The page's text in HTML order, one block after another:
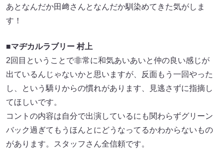
あとなんだか田﨑さんとなんだか馴染めてきた気がしま
す！
■マヂカルラブリー 村上
2回目ということで非常に和気あいあいと仲の良い感じが
出ているんじゃないかと思いますが、反面もう一回やった
し、という驕りからの慣れがあります、見逃さずに指摘し
てほしいです。
コントの内容は自分で出演しているにも関わらずグリーン
バック過ぎてもうほんとにどうなってるかわからないもの
があります。スタッフさん全信頼です。